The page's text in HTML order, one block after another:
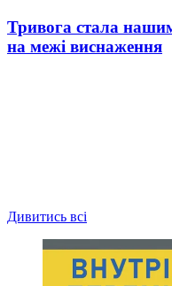
Тривога стала
на межі виснаження
Дивитись всі